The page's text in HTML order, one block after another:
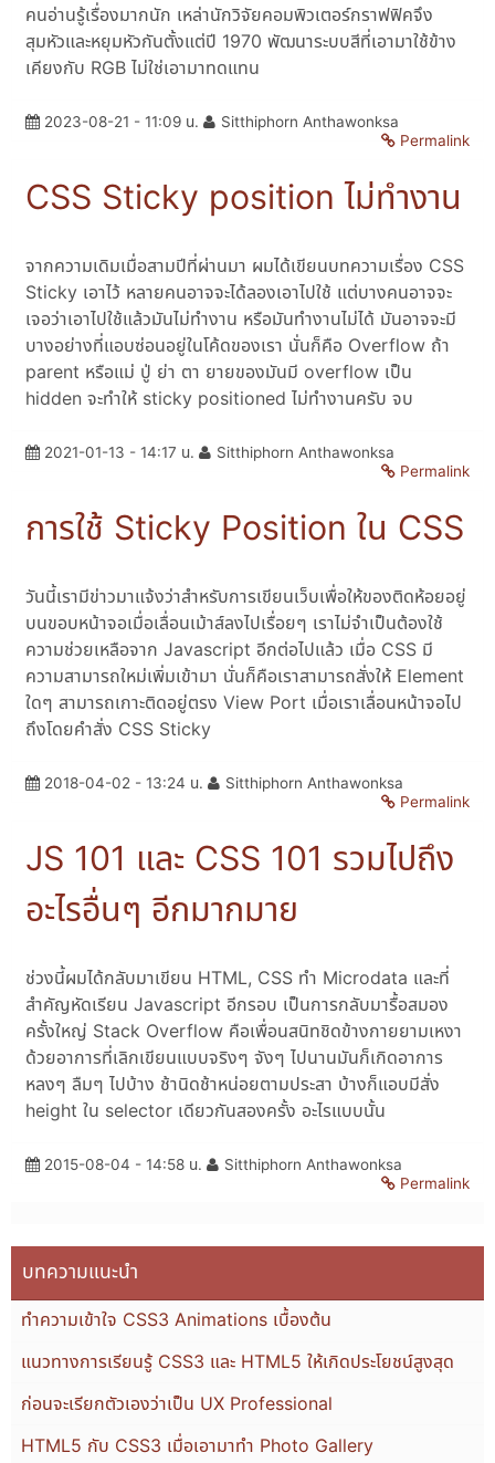
คนอ่านรู้เรื่องมากนัก เหล่านักวิจัยคอมพิวเตอร์กราฟฟิคจึง
สุมหัวและหยุมหัวกันตั้งแต่ปี 1970 พัฒนาระบบสีที่เอามาใช้ข้าง
เคียงกับ RGB ไม่ใช่เอามาทดแทน
2023-08-21 - 11:09 น.
Sitthiphorn Anthawonksa
Permalink
CSS Sticky position ไม่ทำงาน
จากความเดิมเมื่อสามปีที่ผ่านมา ผมได้เขียนบทความเรื่อง CSS
Sticky เอาไว้ หลายคนอาจจะได้ลองเอาไปใช้ แต่บางคนอาจจะ
เจอว่าเอาไปใช้แล้วมันไม่ทำงาน หรือมันทำงานไม่ได้ มันอาจจะมี
บางอย่างที่แอบซ่อนอยู่ในโค้ดของเรา นั่นก็คือ Overflow ถ้า
parent หรือแม่ ปู่ ย่า ตา ยายของมันมี overflow เป็น
hidden จะทำให้ sticky positioned ไม่ทำงานครับ จบ
2021-01-13 - 14:17 น.
Sitthiphorn Anthawonksa
Permalink
การใช้ Sticky Position ใน CSS
วันนี้เรามีข่าวมาแจ้งว่าสำหรับการเขียนเว็บเพื่อให้ของติดห้อยอยู่
บนขอบหน้าจอเมื่อเลื่อนเม้าส์ลงไปเรื่อยๆ เราไม่จำเป็นต้องใช้
ความช่วยเหลือจาก Javascript อีกต่อไปแล้ว เมื่อ CSS มี
ความสามารถใหม่เพิ่มเข้ามา นั่นก็คือเราสามารถสั่งให้ Element
ใดๆ สามารถเกาะติดอยู่ตรง View Port เมื่อเราเลื่อนหน้าจอไป
ถึงโดยคำสั่ง CSS Sticky
2018-04-02 - 13:24 น.
Sitthiphorn Anthawonksa
Permalink
JS 101 และ CSS 101 รวมไปถึง
อะไรอื่นๆ อีกมากมาย
ช่วงนี้ผมได้กลับมาเขียน HTML, CSS ทำ Microdata และที่
สำคัญหัดเรียน Javascript อีกรอบ เป็นการกลับมารื้อสมอง
ครั้งใหญ่ Stack Overflow คือเพื่อนสนิทชิดข้างกายยามเหงา
ด้วยอาการที่เลิกเขียนแบบจริงๆ จังๆ ไปนานมันก็เกิดอาการ
หลงๆ ลืมๆ ไปบ้าง ช้านิดช้าหน่อยตามประสา บ้างก็แอบมีสั่ง
height ใน selector เดียวกันสองครั้ง อะไรแบบนั้น
2015-08-04 - 14:58 น.
Sitthiphorn Anthawonksa
Permalink
บทความแนะนำ
ทำความเข้าใจ CSS3 Animations เบื้องต้น
แนวทางการเรียนรู้ CSS3 และ HTML5 ให้เกิดประโยชน์สูงสุด
ก่อนจะเรียกตัวเองว่าเป็น UX Professional
HTML5 กับ CSS3 เมื่อเอามาทำ Photo Gallery